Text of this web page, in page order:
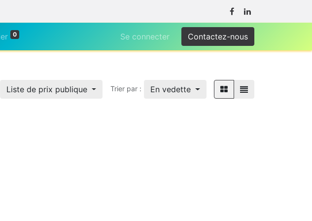
0 Se connecter Contactez-nous
Liste de prix publique Trier par : En vedette